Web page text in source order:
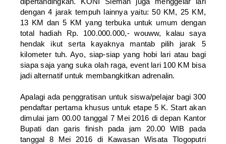
dengan 4 jarak tempuh lainnya yaitu: 50 KM, 25 KM,
13 KM dan 5 KM yang terbuka untuk umum dengan
total hadiah Rp. 100.000.000,- wouww, kalau saya
hendak ikut serta kayaknya mantab pilih jarak 5
kilometer tuh. Ayo, siap-siap yang hobi lari atau bagi
siapa saja yang suka olah raga, event lari 100 KM bisa
jadi alternatif untuk membangkitkan adrenalin.
Apalagi ada penggratisan untuk siswa/pelajar bagi 300
pendaftar pertama khusus untuk etape 5 K. Start akan
dimulai jam 00.00 tanggal 7 Mei 2016 di depan Kantor
Bupati dan garis finish pada jam 20.00 WIB pada
tanggal 8 Mei 2016 di Kawasan Wisata Tlogoputri